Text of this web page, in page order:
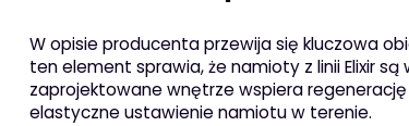
W opisie producenta przewija się kluczowa
ten element sprawia, że namioty z linii Elixir
zaprojektowane wnętrze wspiera
elastyczne ustawienie namiotu w terenie.